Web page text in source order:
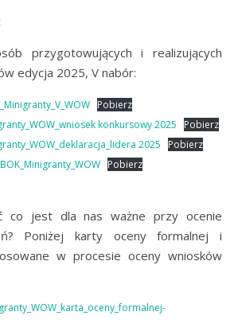
przygotowujących i realizujących
edycja 2025, V nabór:
Pobierz
konkursowy 2025
Pobierz
2025
Pobierz
Pobierz
co jest dla nas ważne przy ocenie
Poniżej karty oceny formalnej i
w procesie oceny wniosków